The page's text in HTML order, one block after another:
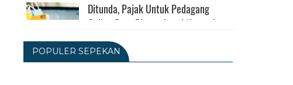
Ditunda, Pajak Untuk Pedagang
Online Baru Diterapkan 1 November
2026
06/08/2026 14:23 WIB ||
POPULER SEPEKAN